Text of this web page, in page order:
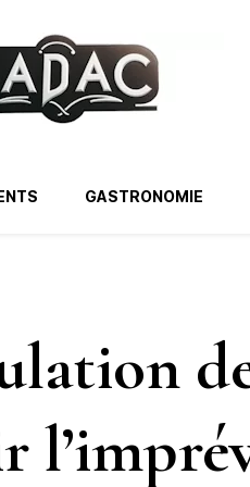
GASTRONOMIE